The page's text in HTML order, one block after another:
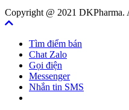
Copyright @ 2021 DKPharma.
Tìm điểm bán
Chat Zalo
Gọi điện
Messenger
Nhắn tin SMS